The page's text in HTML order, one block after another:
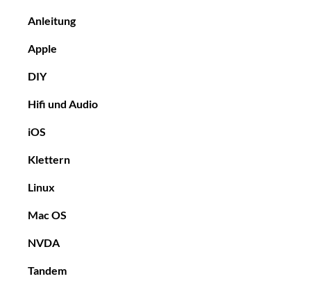
Anleitung
Apple
DIY
Hifi und Audio
iOS
Klettern
Linux
Mac OS
NVDA
Tandem